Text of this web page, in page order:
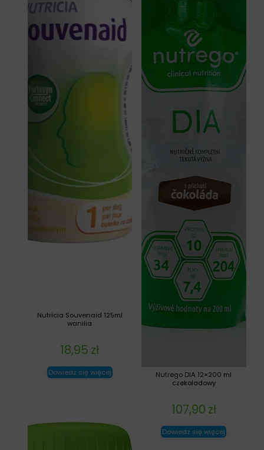
Nutrego DIA 12×200 ml
czekoladowy
107,90 zł
Dowiedz się więcej
Nutricia Souvenaid 125ml
wanilia
18,95 zł
Dowiedz się więcej